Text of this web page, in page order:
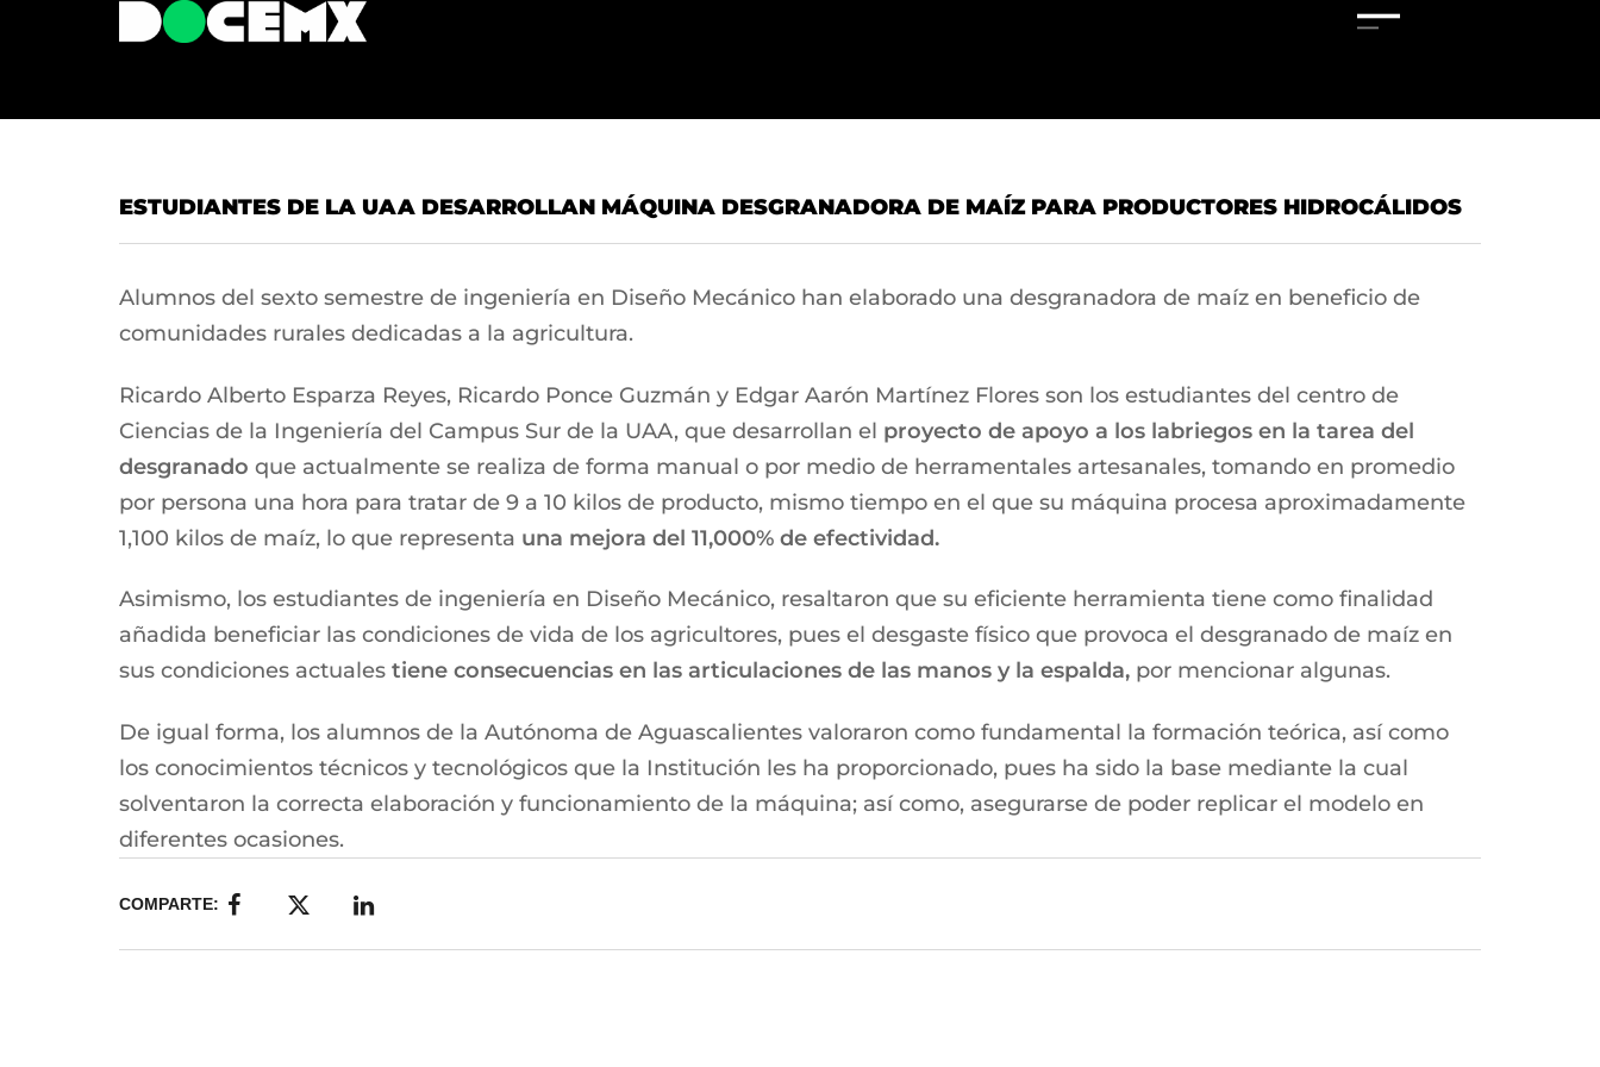
ESTUDIANTES DE LA UAA DESARROLLAN MÁQUINA DESGRANADORA DE MAÍZ PARA PRODUCTORES HIDROCÁLIDOS
Alumnos del sexto semestre de ingeniería en Diseño Mecánico han elaborado una desgranadora de maíz en beneficio de
comunidades rurales dedicadas a la agricultura.
Ricardo Alberto Esparza Reyes, Ricardo Ponce Guzmán y Edgar Aarón Martínez Flores son los estudiantes del centro de
Ciencias de la Ingeniería del Campus Sur de la UAA, que desarrollan el proyecto de apoyo a los labriegos en la tarea del
desgranado que actualmente se realiza de forma manual o por medio de herramentales artesanales, tomando en promedio
por persona una hora para tratar de 9 a 10 kilos de producto, mismo tiempo en el que su máquina procesa aproximadamente
1,100 kilos de maíz, lo que representa una mejora del 11,000% de efectividad.
Asimismo, los estudiantes de ingeniería en Diseño Mecánico, resaltaron que su eficiente herramienta tiene como finalidad
añadida beneficiar las condiciones de vida de los agricultores, pues el desgaste físico que provoca el desgranado de maíz en
sus condiciones actuales tiene consecuencias en las articulaciones de las manos y la espalda, por mencionar algunas.
De igual forma, los alumnos de la Autónoma de Aguascalientes valoraron como fundamental la formación teórica, así como
los conocimientos técnicos y tecnológicos que la Institución les ha proporcionado, pues ha sido la base mediante la cual
solventaron la correcta elaboración y funcionamiento de la máquina; así como, asegurarse de poder replicar el modelo en
diferentes ocasiones.
COMPARTE: